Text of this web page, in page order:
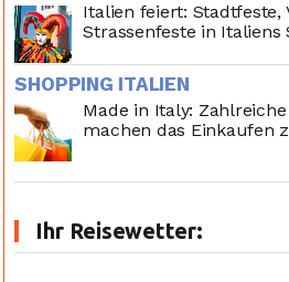
Italien feiert: Stadtfeste,
Strassenfeste in Italiens
SHOPPING ITALIEN
Made in Italy:
machen das Einkaufen
Ihr Reisewetter: